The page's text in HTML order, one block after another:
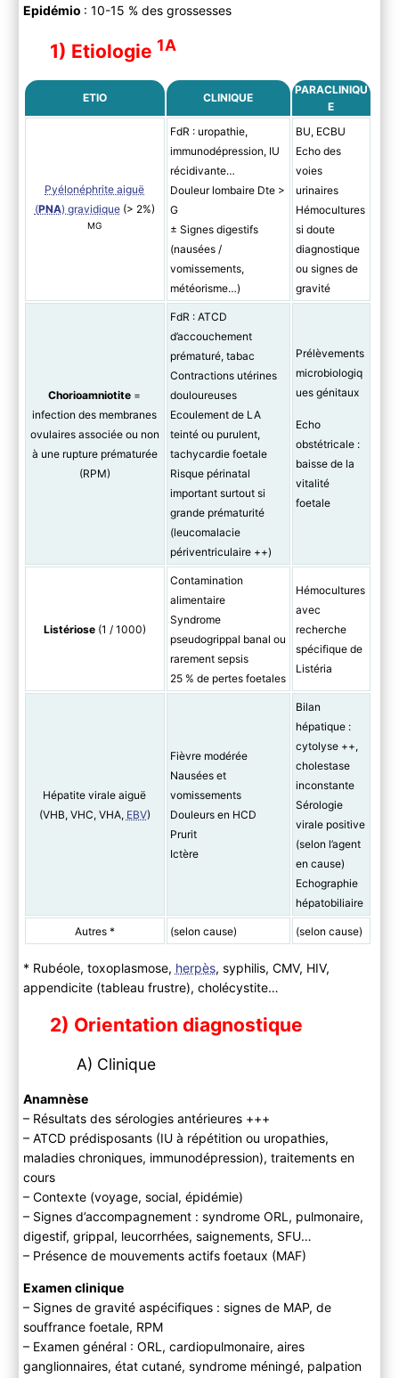
Epidémio : 10-15 % des grossesses
1) Etiologie 1A
ETIO CLINIQUE
PARACLINIQU
E
Pyélonéphrite aiguë
(PNA) gravidique(> 2%)
MG
FdR : uropathie,
immunodépression, IU
récidivante…
Douleur lombaire Dte >
G
± Signes digestifs
(nausées /
vomissements,
météorisme…)
BU, ECBU
Echo des
voies
urinaires
Hémocultures
si doute
diagnostique
ou signes de
gravité
Chorioamniotite =
infection des membranes
ovulaires associée ou non
à une rupture prématurée
(RPM)
FdR : ATCD
d’accouchement
prématuré, tabac
Contractions utérines
douloureuses
Ecoulement de LA
teinté ou purulent,
tachycardie foetale
Risque périnatal
important surtout si
grande prématurité
(leucomalacie
périventriculaire ++)
Prélèvements
microbiologiq
ues génitaux
Echo
obstétricale :
baisse de la
vitalité
foetale
Listériose(1 / 1000)
Contamination
alimentaire
Syndrome
pseudogrippal banal ou
rarement sepsis
25 % de pertes foetales
Hémocultures
avec
recherche
spécifique de
Listéria
Hépatite virale aiguë
(VHB, VHC, VHA, EBV)
Fièvre modérée
Nausées et
vomissements
Douleurs en HCD
Prurit
Ictère
Bilan
hépatique :
cytolyse ++,
cholestase
inconstante
Sérologie
virale positive
(selon l’agent
en cause)
Echographie
hépatobiliaire
Autres * (selon cause) (selon cause)
* Rubéole, toxoplasmose, herpès, syphilis, CMV, HIV,
appendicite (tableau frustre), cholécystite…
2) Orientation diagnostique
A) Clinique
Anamnèse
– Résultats des sérologies antérieures +++
– ATCD prédisposants (IU à répétition ou uropathies,
maladies chroniques, immunodépression), traitements en
cours
– Contexte (voyage, social, épidémie)
– Signes d’accompagnement : syndrome ORL, pulmonaire,
digestif, grippal, leucorrhées, saignements, SFU…
– Présence de mouvements actifs foetaux (MAF)
Examen clinique
– Signes de gravité aspécifiques : signes de MAP, de
souffrance foetale, RPM
– Examen général : ORL, cardiopulmonaire, aires
ganglionnaires, état cutané, syndrome méningé, palpation